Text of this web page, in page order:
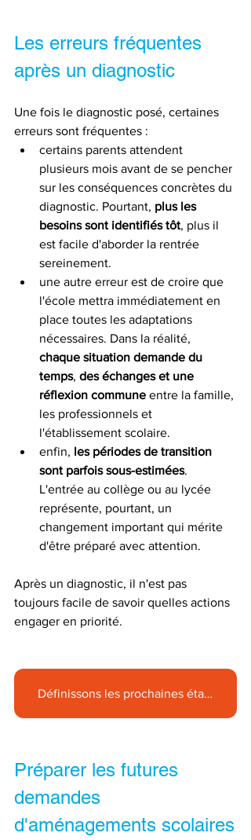
Les erreurs fréquentes
après un diagnostic
Une fois le diagnostic posé, certaines
erreurs sont fréquentes :
certains parents attendent
plusieurs mois avant de se pencher
sur les conséquences concrètes du
diagnostic. Pourtant, plus les
besoins sont identifiés tôt, plus il
est facile d'aborder la rentrée
sereinement.
une autre erreur est de croire que
l'école mettra immédiatement en
place toutes les adaptations
nécessaires. Dans la réalité,
chaque situation demande du
temps, des échanges et une
réflexion commune entre la famille,
les professionnels et
l'établissement scolaire.
enfin, les périodes de transition
sont parfois sous-estimées.
L'entrée au collège ou au lycée
représente, pourtant, un
changement important qui mérite
d'être préparé avec attention.
Après un diagnostic, il n'est pas
toujours facile de savoir quelles actions
engager en priorité.
Définissons les prochaines étapes
Préparer les futures
demandes
d'aménagements scolaires